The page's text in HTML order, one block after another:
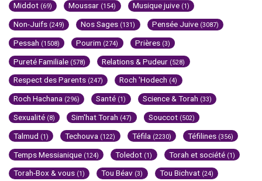
Middot (69) Moussar (154) Musique juive (1)
Non-Juifs (249) Nos Sages (131) Pensée Juive (3087)
Pessah (1508) Pourim (274) Prières (3)
Pureté Familiale (578) Relations & Pudeur (528)
Respect des Parents (247) Roch 'Hodech (4)
Roch Hachana (296) Santé (1) Science & Torah (33)
Sexualité (8) Sim'hat Torah (47) Souccot (502)
Talmud (1) Techouva (122) Téfila (2230) Téfilines (356)
Temps Messianique (124) Toledot (1) Torah et société (1)
Torah-Box & vous (1) Tou Béav (3) Tou Bichvat (24)